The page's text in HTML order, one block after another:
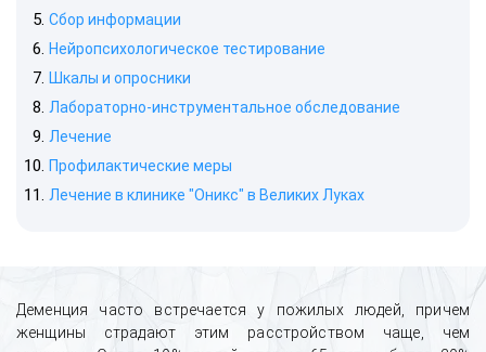
История успешного лечения женского
алкоголизма с сохранением
анонимности и социальной жизни
Сбор информации
Нейропсихологическое тестирование
Шкалы и опросники
Лабораторно-инструментальное обследование
Лечение
Профилактические меры
Лечение в клинике "Оникс" в Великих Луках
Деменция часто встречается у пожилых людей, причем
женщины страдают этим расстройством чаще, чем